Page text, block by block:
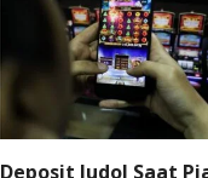
Deposit Judol Saat